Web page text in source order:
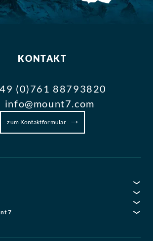
KONTAKT
(0)761 88793820
info@mount7.com
zum Kontaktformular